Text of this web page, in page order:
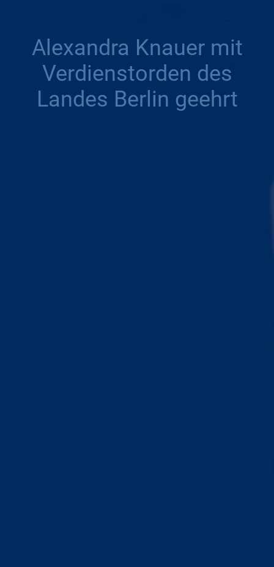
Alexandra Knauer mit
Verdienst­orden des
Landes Berlin geehrt